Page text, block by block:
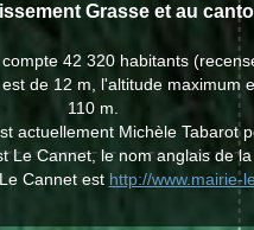
Grasse et au
42 320 habitants
de 12 m, l'altitude maximum
110 m.
actuellement Michèle Tabarot
Le Cannet, le nom anglais de
Cannet est http://www.mairie-